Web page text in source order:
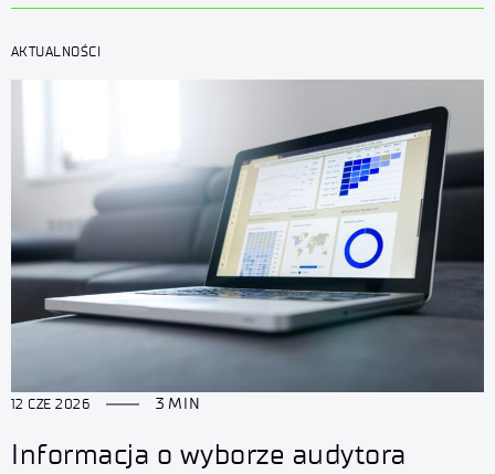
AKTUALNOŚCI
12 CZE 2026 3 MIN
Informacja o wyborze audytora